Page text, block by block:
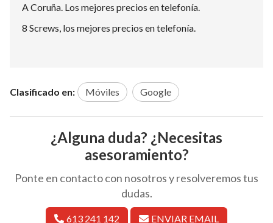
A Coruña. Los mejores precios en telefonía.
8 Screws, los mejores precios en telefonía.
Clasificado en: Móviles Google
¿Alguna duda? ¿Necesitas
asesoramiento?
Ponte en contacto con nosotros y resolveremos tus
dudas.
613 241 142 ENVIAR EMAIL